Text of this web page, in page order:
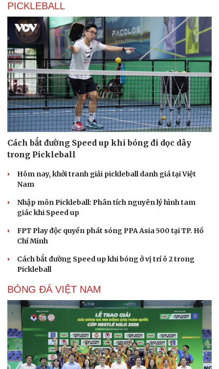
PICKLEBALL
Cách bắt đường Speed up khi bóng đi dọc dây
trong Pickleball
Hôm nay, khởi tranh giải pickleball danh giá tại Việt
Nam
Nhập môn Pickleball: Phân tích nguyên lý hình tam
giác khi Speed up
FPT Play độc quyền phát sóng PPA Asia 500 tại TP. Hồ
Chí Minh
Cách bắt đường Speed up khi bóng ở vị trí ô 2 trong
Pickleball
BÓNG ĐÁ VIỆT NAM